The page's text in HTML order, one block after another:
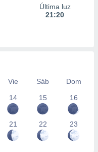
Última luz
21:20
Vie Sáb
Dom
14 15 16
21 22 23